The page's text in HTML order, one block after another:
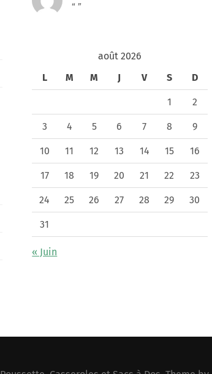
“ ”
août 2026
L
M M J V S D
1 2
3 4 5 6 7 8 9
10 11 12 13 14 15 16
17 18 19 20 21 22 23
24 25 26 27 28 29 30
31
« Juin